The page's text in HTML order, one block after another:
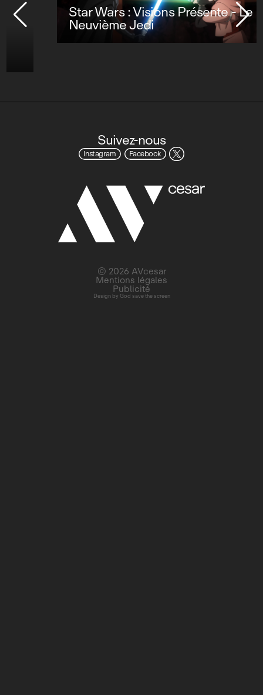
Star Wars : Visions Présente - Le
Neuvième Jedi
Suivez-nous
Instagram Facebook
Design by God save the screen
© 2026 AVcesar
Mentions légales
Publicité